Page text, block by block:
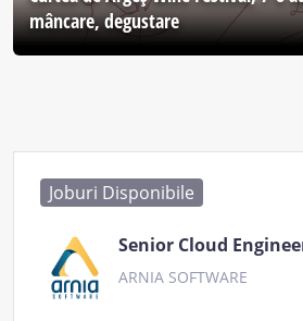
mâncare, degustare
Joburi Disponibile
Senior Cloud
ARNIA SOFTWARE